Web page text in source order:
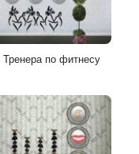
Тренера по фитнесу